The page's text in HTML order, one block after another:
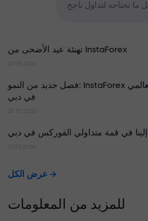
ما تحتاجه لتداول ناجح
تهنئة عيد الأضحى من InstaForex
27.05.2026
​فصل جديد من النمو: InstaForex تفتتح مقرها العالمي
في دبي
20.01.2025
13.05.2024
عرض الكل
للمزيد من المعلومات